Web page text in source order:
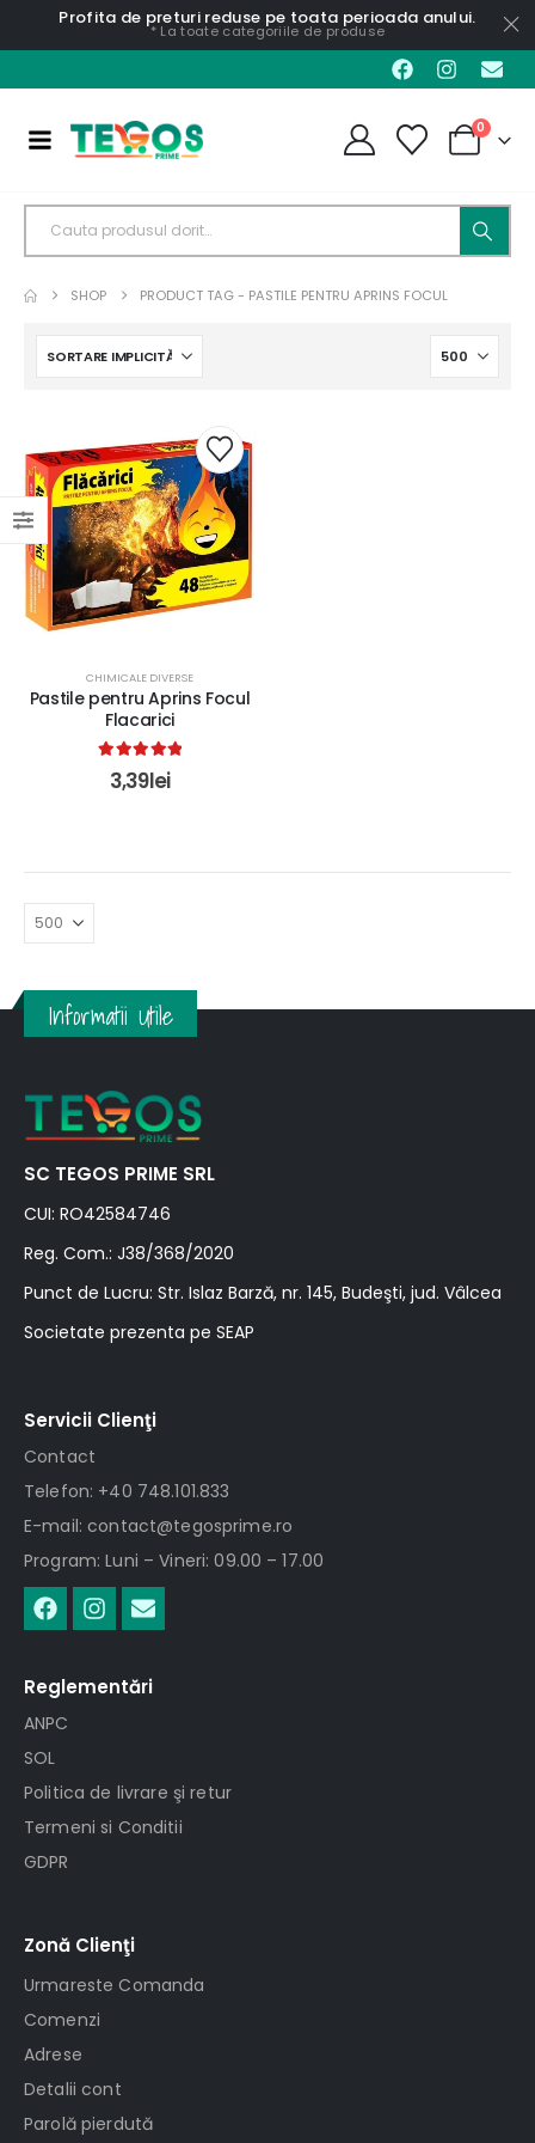
Profita de preturi reduse pe toata perioada anului.
* La toate categoriile de produse
0
SHOP PRODUCT TAG - PASTILE PENTRU APRINS FOCUL
CHIMICALE DIVERSE
Pastile pentru Aprins Focul
Flacarici
5.00 out of 5
3,39lei
Informatii Utile
SC TEGOS PRIME SRL
CUI: RO42584746
Reg. Com.: J38/368/2020
Punct de Lucru: Str. Islaz Barză, nr. 145, Budeşti, jud. Vâlcea
Societate prezenta pe SEAP
Servicii Clienţi
Contact
Telefon: +40 748.101.833
E-mail: contact@tegosprime.ro
Program: Luni – Vineri: 09.00 – 17.00
Reglementări
ANPC
SOL
Politica de livrare şi retur
Termeni si Conditii
GDPR
Zonă Clienţi
Urmareste Comanda
Comenzi
Adrese
Detalii cont
Parolă pierdută